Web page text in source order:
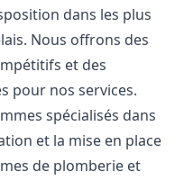
dans les plus
Nous offrons des
et des
pour nos services.
spécialisés dans
et la mise en place
de plomberie et